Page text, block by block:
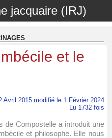
jacquaire (IRJ)
et le
Avril 2015 modifié le 1 Février 2024
Lu 1732 fois
de Compostelle a introduit une
et philosophe. Elle nous